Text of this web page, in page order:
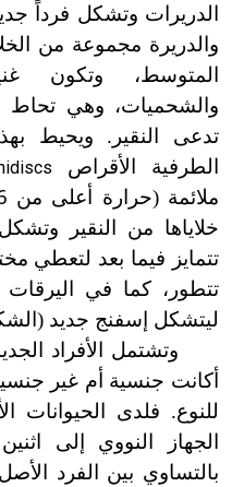
الدريرات وتشكل فرداً
والدريرة مجموعة من
المتوسط، وتكون
والشحميات، وهي تحاط
تدعى النقير. ويحيط
الطرفية الأقراص
خلاياها من النقير
تتمايز فيما بعد لتعطي
تتطور، كما في اليرقات
ليتشكل إسفنج جديد (الشكل
وتشتمل الأفراد
أكانت جنسية أم غير
للنوع. فلدى الحيوانات
الجهاز النووي إلى
بالتساوي بين الفرد